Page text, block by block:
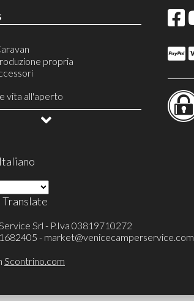
e accessori
Thetford (FRESH-UP SET)
accessori
esterni
propria
vita all'aperto
veicoli
Italiano
Translate
Srl - P.Iva 03819710272
- market@venicecamperservice.com
Scontrino.com